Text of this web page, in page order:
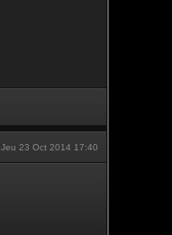
Jeu 23 Oct 2014 17:40